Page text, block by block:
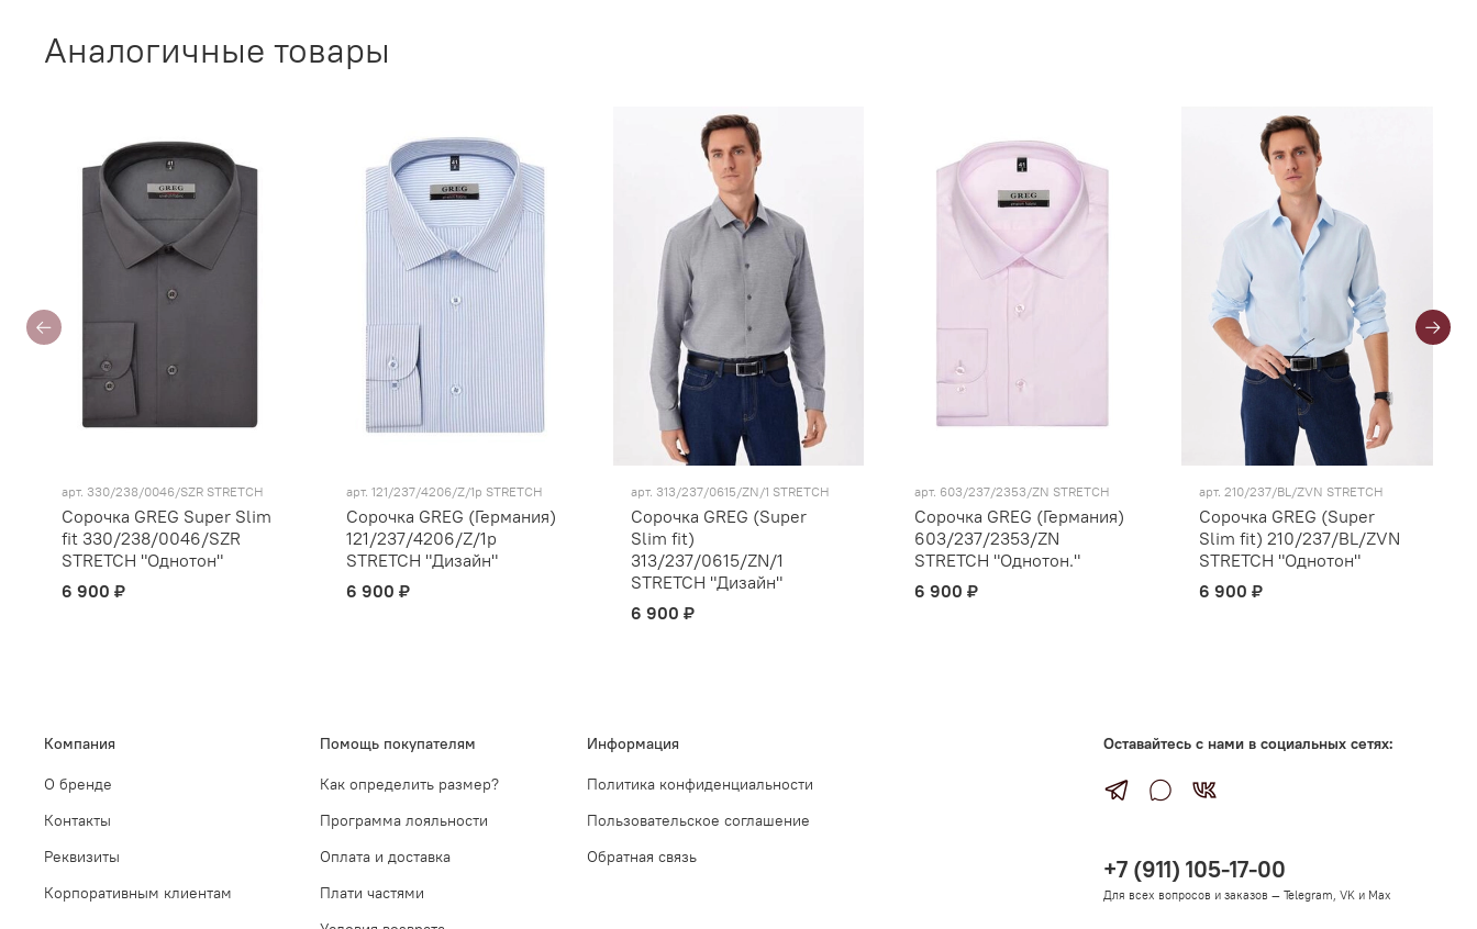
Аналогичные товары
арт. 330/238/0046/SZR STRETCH
Сорочка GREG Super Slim
fit 330/238/0046/SZR
STRETCH "Однотон"
6 900 ₽
арт. 121/237/4206/Z/1p STRETCH
Сорочка GREG (Германия)
121/237/4206/Z/1p
STRETCH "Дизайн"
6 900 ₽
арт. 313/237/0615/ZN/1 STRETCH
Сорочка GREG (Super
Slim fit)
313/237/0615/ZN/1
STRETCH "Дизайн"
6 900 ₽
арт. 603/237/2353/ZN STRETCH
Сорочка GREG (Германия)
603/237/2353/ZN
STRETCH "Однотон."
6 900 ₽
арт.210/237/BL/ZVN STRETCH
Сорочка GREG (Super
Slim fit) 210/237/BL/ZVN
STRETCH "Однотон"
6 900 ₽
Компания
О бренде
Контакты
Реквизиты
Корпоративным клиентам
Помощь покупателям
Как определить размер?
Программа лояльности
Оплата и доставка
Плати частями
Информация
Политика конфиденциальности
Пользовательское соглашение
Обратная связь
Оставайтесь с нами в социальных сетях:
+7 (911) 105-17-00
Для всех вопросов и заказов — Telegram, VK и Max